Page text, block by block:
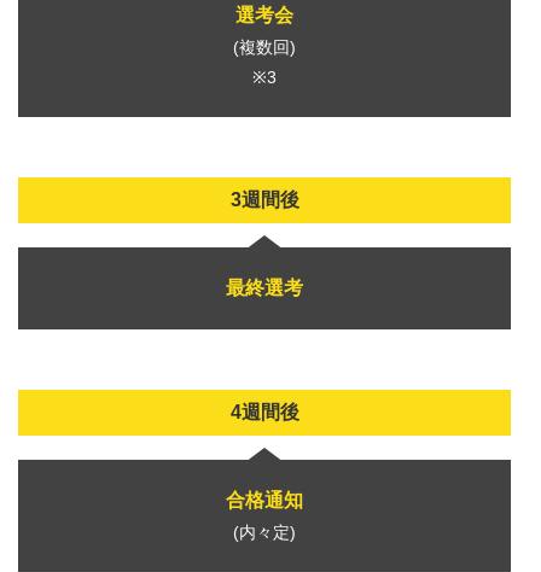
選考会
(複数回)
※3
3週間後
最終選考
4週間後
合格通知
(内々定)